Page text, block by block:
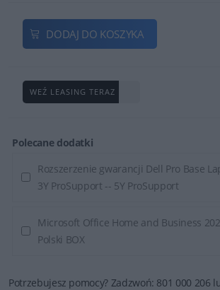
DODAJ DO KOSZYKA
WEŹ LEASING TERAZ
Polecane dodatki
Rozszerzenie gwarancji Dell Pro Base
3Y ProSupport -- 5Y ProSupport
Microsoft Office Home and Business
Polski BOX
Potrzebujesz pomocy? Zadzwoń: 801 000 206